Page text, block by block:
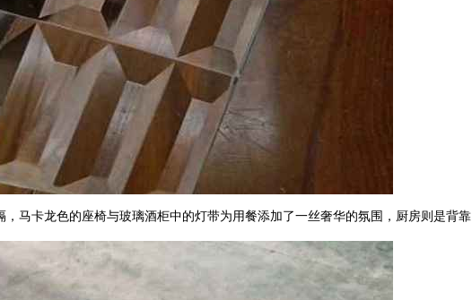
马卡龙色的座椅与玻璃酒柜中的灯带为用餐添加了一丝奢华的氛围，厨房则是背靠